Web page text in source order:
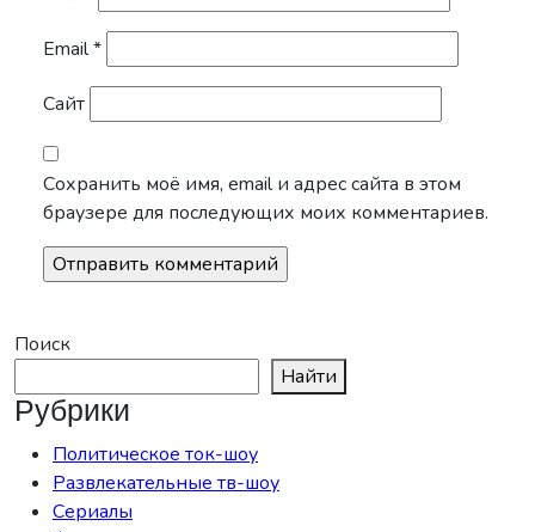
Email*
Сайт
Сохранить моё имя, email и адрес сайта в этом
браузере для последующих моих комментариев.
Поиск
Найти
Рубрики
Политическое ток-шоу
Развлекательные тв-шоу
Сериалы